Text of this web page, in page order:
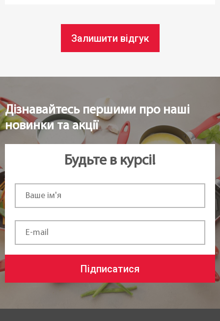
Під замовлення
Країна реєстрація бренду:
Чехія
Залишити відгук
Дізнавайтесь першими про наші
новинки та акції
Будьте в курсі!
Підписатися